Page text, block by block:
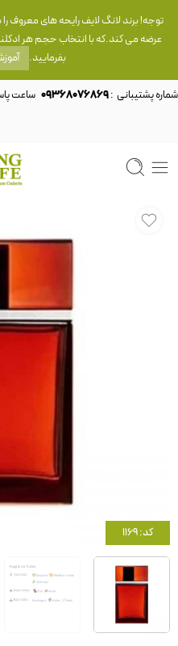
توجه! برند لانگ لایف رایحه های معروف
عرضه می کند.که با انتخاب حجم هر
بفرمایید.
شماره پشتیبانی :09368076869
کد: 1169